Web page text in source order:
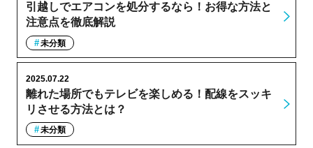
引越しでエアコンを処分するなら！お得な方法と
注意点を徹底解説
未分類
離れた場所でもテレビを楽しめる！配線をスッキ
リさせる方法とは？
2025.07.22
未分類